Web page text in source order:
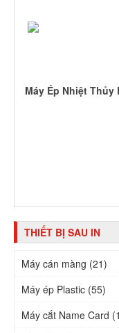
Máy Ép Nhiệt
THIẾT BỊ SAU IN
Máy cán màng (21)
Máy ép Plastic (55)
Máy cắt Name Card